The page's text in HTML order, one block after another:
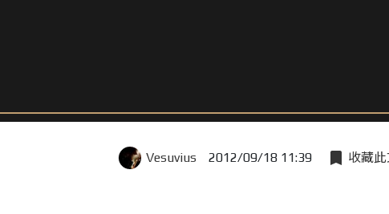
Vesuvius 2012/09/18 11:39 收藏